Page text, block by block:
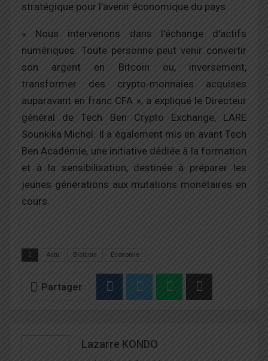
stratégique pour l’avenir économique du pays.
« Nous intervenons dans l’échange d’actifs
numériques. Toute personne peut venir convertir
son argent en Bitcoin ou, inversement,
transformer des crypto-monnaies acquises
auparavant en franc CFA », a expliqué le Directeur
général de Tech Ben Crypto Exchange, LARE
Sounkika Michel. Il a également mis en avant Tech
Ben Académie, une initiative dédiée à la formation
et à la sensibilisation, destinée à préparer les
jeunes générations aux mutations monétaires en
cours.
Actu Bictcoin Économie
Partager
Lazarre KONDO